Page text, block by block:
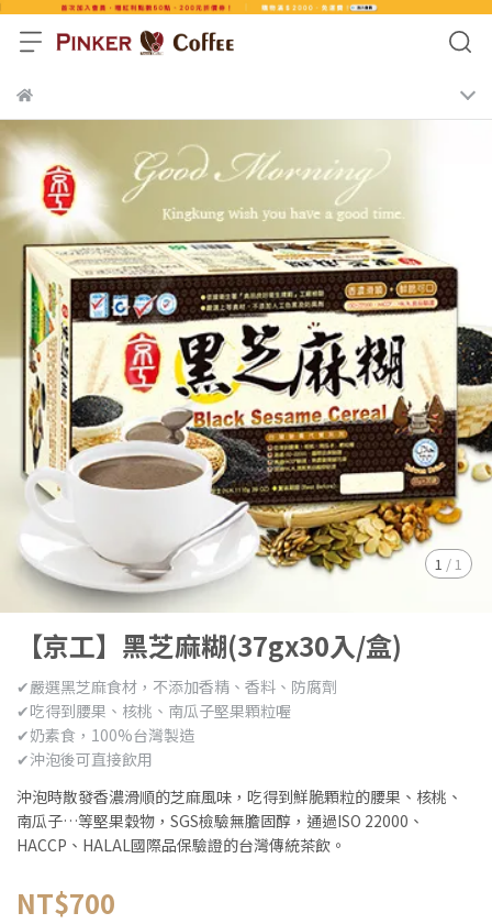
1 /1
【京工】黑芝麻糊(37gx30入/盒)
✔嚴選黑芝麻食材，不添加香精、香料、防腐劑
✔吃得到腰果、核桃、南瓜子堅果顆粒喔
✔奶素食，100%台灣製造
✔沖泡後可直接飲用
沖泡時散發香濃滑順的芝麻風味，吃得到鮮脆顆粒的腰果、核桃、
南瓜子…等堅果穀物，SGS檢驗無膽固醇，通過ISO 22000、
HACCP、HALAL國際品保驗證的台灣傳統茶飲。
NT$700